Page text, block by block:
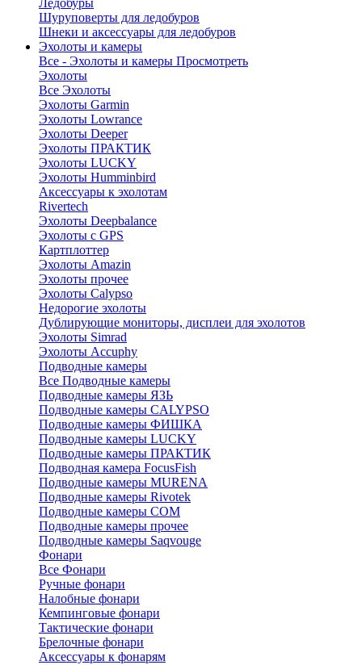
Ледобуры
Шуруповерты для ледобуров
Шнеки и аксессуары для ледобуров
Эхолоты и камеры
Все - Эхолоты и камеры Просмотреть
Эхолоты
Все Эхолоты
Эхолоты Garmin
Эхолоты Lowrance
Эхолоты Deeper
Эхолоты ПРАКТИК
Эхолоты LUCKY
Эхолоты Humminbird
Аксессуары к эхолотам
Rivertech
Эхолоты Deepbalance
Эхолоты с GPS
Картплоттер
Эхолоты Amazin
Эхолоты прочее
Эхолоты Calypso
Недорогие эхолоты
Дублирующие мониторы, дисплеи для эхолотов
Эхолоты Simrad
Эхолоты Accuphy
Подводные камеры
Все Подводные камеры
Подводные камеры ЯЗЬ
Подводные камеры CALYPSO
Подводные камеры ФИШКА
Подводные камеры LUCKY
Подводные камеры ПРАКТИК
Подводная камера FocusFish
Подводные камеры MURENA
Подводные камеры Rivotek
Подводные камеры СОМ
Подводные камеры прочее
Подводные камеры Saqvouge
Фонари
Все Фонари
Ручные фонари
Налобные фонари
Кемпинговые фонари
Тактические фонари
Брелочные фонари
Аксессуары к фонарям